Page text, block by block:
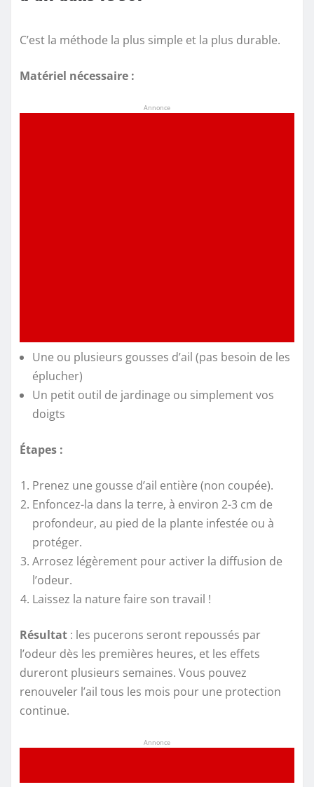
C’est la méthode la plus simple et la plus durable.
Matériel nécessaire :
Annonce
Une ou plusieurs gousses d’ail (pas besoin de les
éplucher)
Un petit outil de jardinage ou simplement vos
doigts
Étapes :
Prenez une gousse d’ail entière (non coupée).
Enfoncez-la dans la terre, à environ 2-3 cm de
profondeur, au pied de la plante infestée ou à
protéger.
Arrosez légèrement pour activer la diffusion de
l’odeur.
Laissez la nature faire son travail !
Résultat : les pucerons seront repoussés par
l’odeur dès les premières heures, et les effets
dureront plusieurs semaines. Vous pouvez
renouveler l’ail tous les mois pour une protection
continue.
Annonce